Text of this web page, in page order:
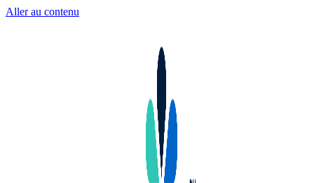
Aller au contenu